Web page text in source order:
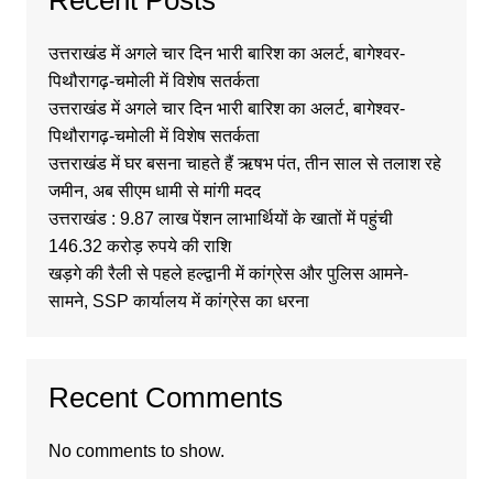
उत्तराखंड में अगले चार दिन भारी बारिश का अलर्ट, बागेश्वर-
पिथौरागढ़-चमोली में विशेष सतर्कता
उत्तराखंड में अगले चार दिन भारी बारिश का अलर्ट, बागेश्वर-
पिथौरागढ़-चमोली में विशेष सतर्कता
उत्तराखंड में घर बसना चाहते हैं ऋषभ पंत, तीन साल से तलाश रहे
जमीन, अब सीएम धामी से मांगी मदद
उत्तराखंड : 9.87 लाख पेंशन लाभार्थियों के खातों में पहुंची
146.32 करोड़ रुपये की राशि
खड़गे की रैली से पहले हल्द्वानी में कांग्रेस और पुलिस आमने-
सामने, SSP कार्यालय में कांग्रेस का धरना
Recent Comments
No comments to show.